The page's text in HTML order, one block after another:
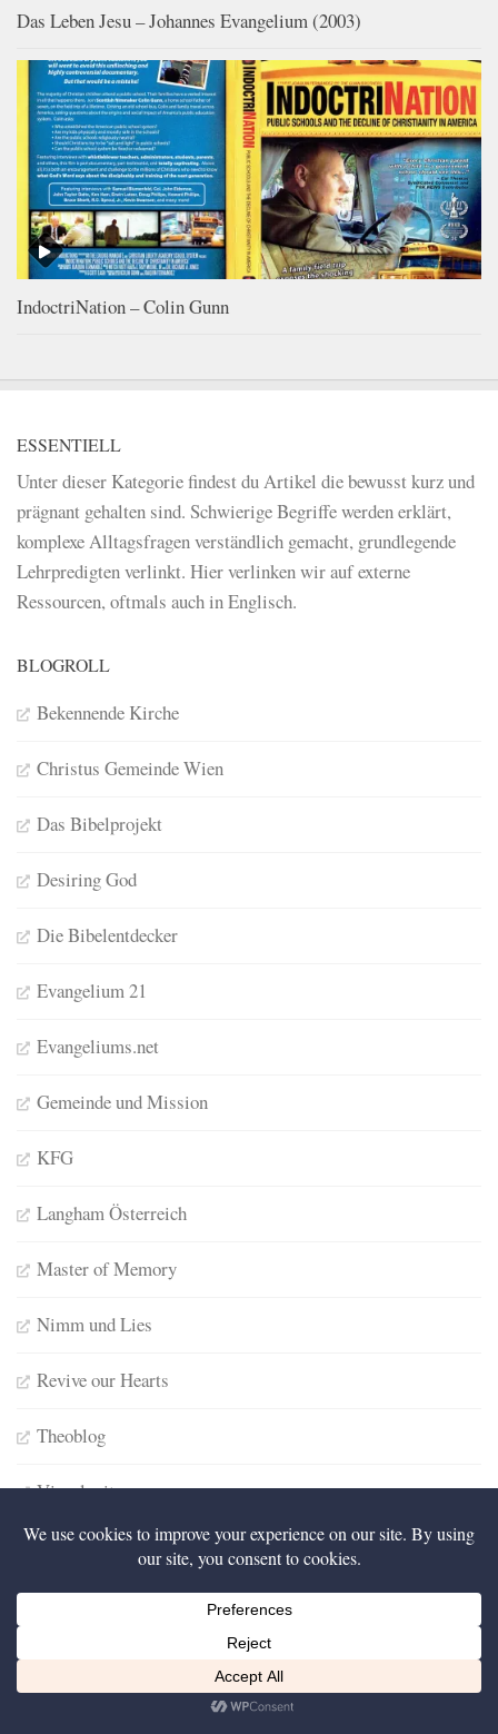
Das Leben Jesu – Johannes Evangelium (2003)
IndoctriNation – Colin Gunn
ESSENTIELL
Unter dieser Kategorie findest du Artikel die bewusst kurz und
prägnant gehalten sind. Schwierige Begriffe werden erklärt,
komplexe Alltagsfragen verständlich gemacht, grundlegende
Lehrpredigten verlinkt. Hier verlinken wir auf externe
Ressourcen, oftmals auch in Englisch.
BLOGROLL
Bekennende Kirche
Christus Gemeinde Wien
Das Bibelprojekt
Desiring God
Die Bibelentdecker
Evangelium 21
Evangeliums.net
Gemeinde und Mission
KFG
Langham Österreich
Master of Memory
Nimm und Lies
Revive our Hearts
Theoblog
Visualunit
Wordproject
WERKZEUGE
Diese Kategorie will, wie ihr Name verrät dir Werkzeug zur
Hand geben, mit deren Hilfe du dir bspw. ein Bibelbuch selbst
Diese Website nutzt Cookies, um bestmögliche Funktionalität bieten zu können.
Ich bin einverstanden